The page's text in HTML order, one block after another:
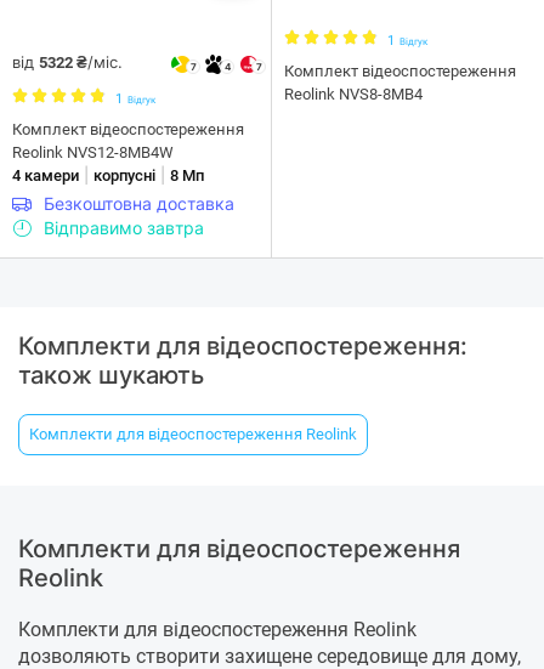
від 5322 ₴/міс. 7 4 7
1 Відгук
Комплект відеоспостереження
Reolink NVS12-8MB4W
4 камери
корпусні 8 Мп
Безкоштовна доставка
Відправимо завтра
1 Відгук
Комплект відеоспостереження
Reolink NVS8-8MB4
Комплекти для відеоспостереження:
також шукають
Комплекти для відеоспостереження Reolink
Комплекти для відеоспостереження
Reolink
Комплекти для відеоспостереження Reolink
дозволяють створити захищене середовище для дому,